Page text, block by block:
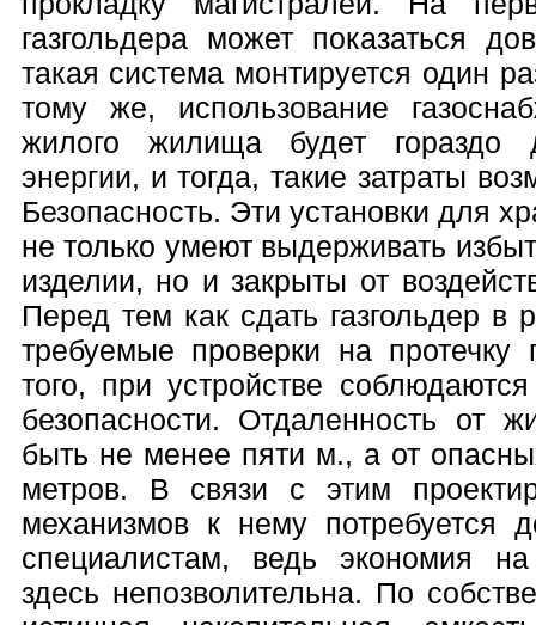
газгольдера может показаться
такая система монтируется один
тому же, использование
жилого жилища будет гораздо
энергии, и тогда, такие затраты
Безопасность. Эти установки для
не только умеют выдерживать
изделии, но и закрыты от
Перед тем как сдать газгольдер в
требуемые проверки на протечку
того, при устройстве
безопасности. Отдаленность от
быть не менее пяти м., а от
метров. В связи с этим
механизмов к нему потребуется
специалистам, ведь экономия
здесь непозволительна. По